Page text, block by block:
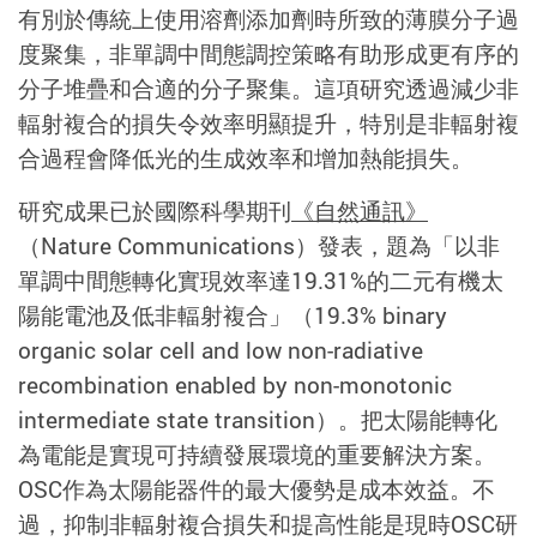
有別於傳統上使用溶劑添加劑時所致的薄膜分子過
度聚集，非單調中間態調控策略有助形成更有序的
分子堆疊和合適的分子聚集。這項研究透過減少非
輻射複合的損失令效率明顯提升，特別是非輻射複
合過程會降低光的生成效率和增加熱能損失。
研究成果已於國際科學期刊 《自然通訊》
（Nature Communications）發表，題為「以非
單調中間態轉化實現效率達19.31%的二元有機太
陽能電池及低非輻射複合」（19.3% binary
organic solar cell and low non-radiative
recombination enabled by non-monotonic
intermediate state transition）。把太陽能轉化
為電能是實現可持續發展環境的重要解決方案。
OSC作為太陽能器件的最大優勢是成本效益。不
過，抑制非輻射複合損失和提高性能是現時OSC研